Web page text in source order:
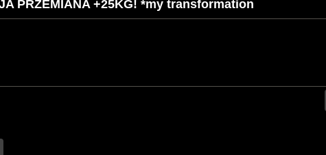
PRZEMIANA +25KG! *my transformation